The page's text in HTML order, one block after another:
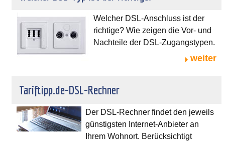
Welcher DSL-Anschluss ist der
richtige? Wie zeigen die Vor- und
Nachteile der DSL-Zugangstypen.
weiter
Tariftipp.de-DSL-Rechner
Der DSL-Rechner findet den jeweils
günstigsten Internet-Anbieter an
Ihrem Wohnort. Berücksichtigt